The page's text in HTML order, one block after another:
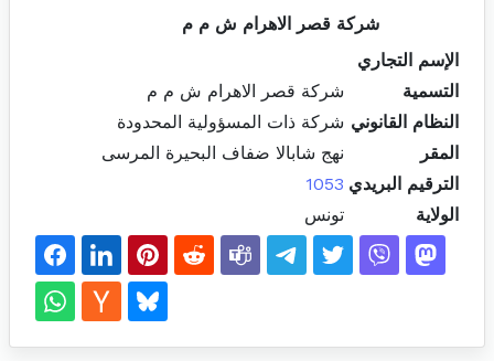
شركة قصر الاهرام ش م م
الإسم التجاري
التسمية
شركة قصر الاهرام ش م م
النظام القانوني شركة ذات المسؤولية المحدودة
المقر
نهج شابالا ضفاف البحيرة المرسى
الترقيم البريدي 1053
الولاية
تونس